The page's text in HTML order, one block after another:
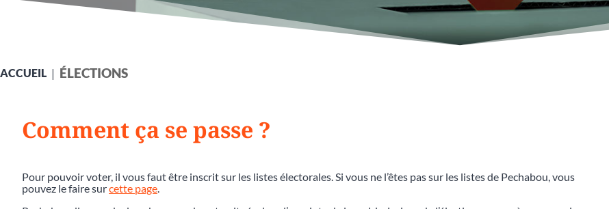
ACCUEIL ÉLECTIONS
Comment ça se passe ?
Pour pouvoir voter, il vous faut être inscrit sur les listes électorales. Si vous ne l’êtes pas sur les listes de Pechabou, vous
pouvez le faire surcette page